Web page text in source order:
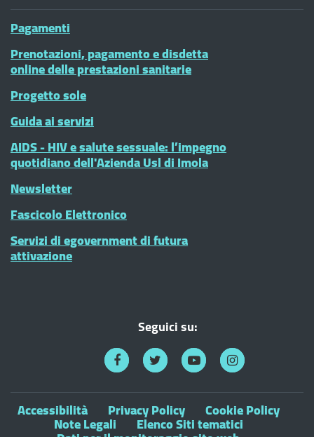
Pagamenti
Prenotazioni, pagamento e disdetta
online delle prestazioni sanitarie
Progetto sole
Guida ai servizi
AIDS - HIV e salute sessuale: l’impegno
quotidiano dell'Azienda Usl di Imola
Newsletter
Fascicolo Elettronico
Servizi di egovernment di futura
attivazione
Seguici su:
Accessibilità Privacy Policy Cookie Policy
Note Legali Elenco Siti tematici